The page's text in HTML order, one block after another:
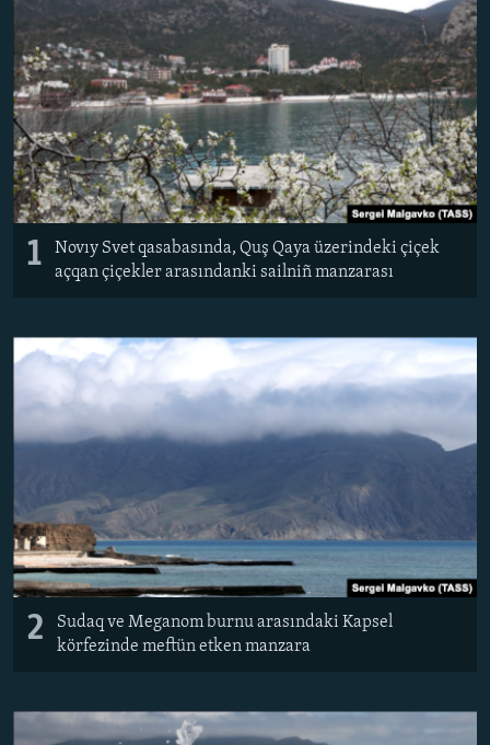
Русский
Українською
QOŞULIÑIZ!
RFE/RS bütün saytları
1
Novıy Svet qasabasında, Quş Qaya üzerindeki çiçek
açqan çiçekler arasındanki sailniñ manzarası
2
Sudaq ve Meganom burnu arasındaki Kapsel
körfezinde meftün etken manzara